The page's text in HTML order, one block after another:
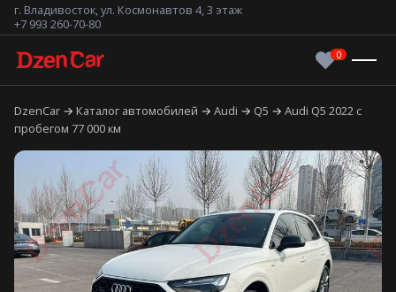
г. Владивосток, ул. Космонавтов 4, 3 этаж
+7 993 260-70-80
DzenCar Каталог автомобилей Audi Q5
Audi Q5 2022 с
пробегом 77 000 км